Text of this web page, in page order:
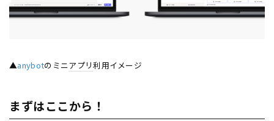
▲anybotのミニアプリ利用イメージ
まずはここから！